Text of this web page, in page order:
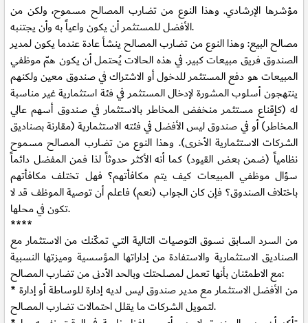
مؤشرها الإرشادي. وهذا النوع من تضارب المصالح مسموح، ولكن من
الأفضل للمستثمر أن يكون واعياً به وأن يجتنبه.
مصالح البيع: وهذا النوع من تضارب المصالح ينشأ عادة عندما يكون لمدير
الصندوق فريق مبيعات كبير. في هذه الحالات يُحتمل أن يكون همّ موظفي
المبيعات هو دفع المستثمر للدخول أو الاشتراك في صندوق معين ولكنهم
ينتهجون أسلوب المشورة لإدخال المستثمر في فئة استثمارية غير مناسبة
له (كإقناع مستثمر منخفض المخاطر بالاستثمار في صندوق أسهم عالي
المخاطر) أو في صندوق ليس الأفضل في فئته الاستثمارية (مقارنة بصناديق
الشركات الاستثمارية الأخرى). وهذا النوع من تضارب المصالح مسموح
نظامياً (ضمن بعض القيود) كما أنه الأكثر حدوثاً لذا فمن المفضل دائماً
سؤال موظفي المبيعات كيف يتم مكافأتهم؟ فهل تختلف مكافأتهم
باختلاف الصندوق؟ فإن كان الجواب (نعم) فاعلم أن توصية الموظف قد لا
تكون في محلها.
****
من السرد السابق نسوق التوصيات التالية التي تمكّنك من الاستثمار مع
الصناديق الاستثمارية والاستفادة من إداراتها المؤسسية وميزتها النسبية
مع الاطمئنان بأنها تعمل لمصلحتك وبالحد الأدنى من تضارب المصالح:
* من الأفضل الاستثمار مع مدير صندوق ليس لديه إدارة للوساطة أو إدارة
لتمويل الشركات ما يقلل احتمالات تضارب المصالح.